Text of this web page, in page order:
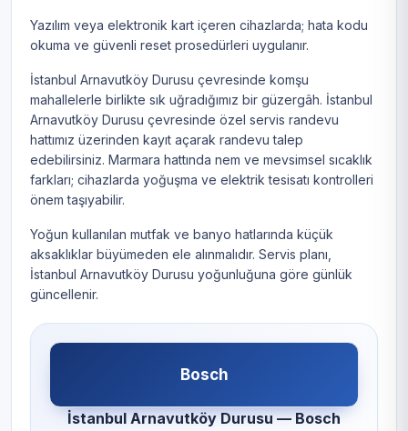
Yazılım veya elektronik kart içeren cihazlarda; hata kodu
okuma ve güvenli reset prosedürleri uygulanır.
İstanbul Arnavutköy Durusu çevresinde komşu
mahallelerle birlikte sık uğradığımız bir güzergâh. İstanbul
Arnavutköy Durusu çevresinde özel servis randevu
hattımız üzerinden kayıt açarak randevu talep
edebilirsiniz. Marmara hattında nem ve mevsimsel sıcaklık
farkları; cihazlarda yoğuşma ve elektrik tesisatı kontrolleri
önem taşıyabilir.
Yoğun kullanılan mutfak ve banyo hatlarında küçük
aksaklıklar büyümeden ele alınmalıdır. Servis planı,
İstanbul Arnavutköy Durusu yoğunluğuna göre günlük
güncellenir.
Bosch
İstanbul Arnavutköy Durusu — Bosch